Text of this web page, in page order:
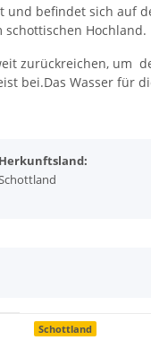
befindet sich auf
Hochland.
zurückreichen, um
bei.Das Wasser für
Herkunftsland:
Schottland